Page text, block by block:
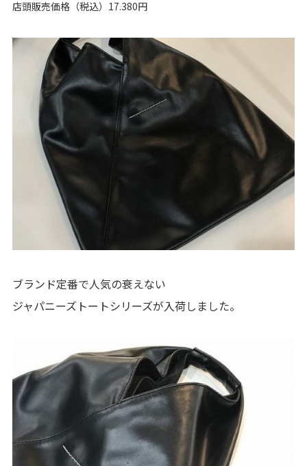
店頭販売価格（税込）17.380円
ブランド定番で人気の衰えない
ジャパニーズトートシリーズが入荷しました。